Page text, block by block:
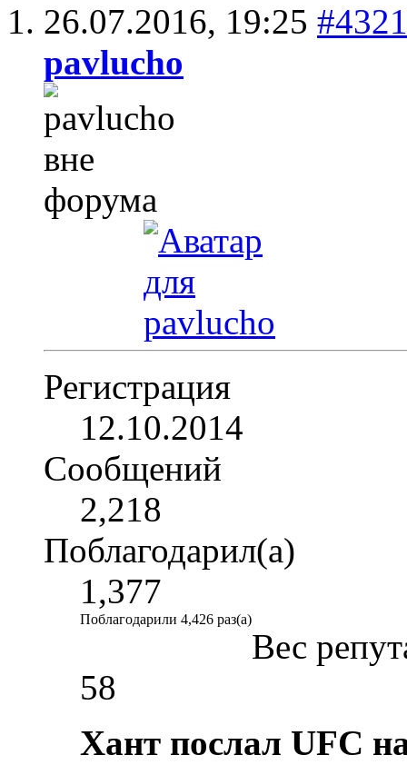
26.07.2016, 19:25 #4321
pavlucho
Регистрация
12.10.2014
Сообщений
2,218
Поблагодарил(а)
1,377
Поблагодарили 4,426 раз(а)
Вес
58
Хант послал UFC